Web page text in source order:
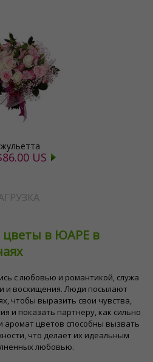
US
цветы в ЮАРЕ в
с любовью и романтикой, служа
и восхищения. Люди посылают
чтобы выразить свои чувства,
и показать партнеру, как сильно
аромат цветов способны вызвать
что делает их идеальным
любовью.